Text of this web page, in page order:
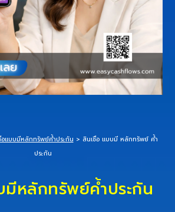
อแบบมีหลักทรัพย์ค้ำประกัน > สินเชื่อ แบบมี หลักทรัพย์ ค้ำ
ประกัน
มีหลักทรัพย์ค้ำประกัน